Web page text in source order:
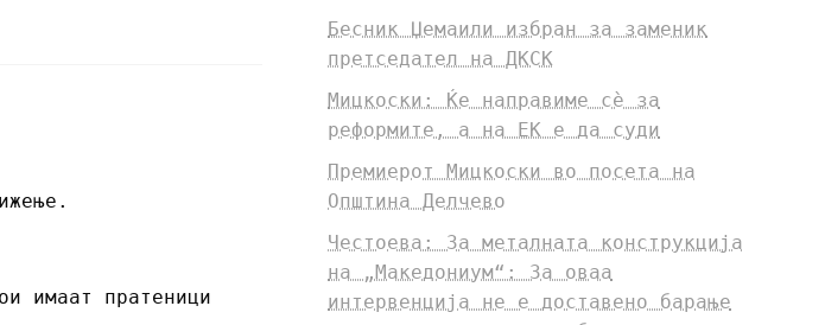
имаат пратеници
Бесник Џемаили избран за заменик
претседател на ДКСК
Мицкоски: Ќе направиме сè за
реформите, а на ЕК е да суди
Премиерот Мицкоски во посета на
Општина Делчево
Честоева: За металната конструкција
на „Македониум“: За оваа
интервенција не е доставено барање